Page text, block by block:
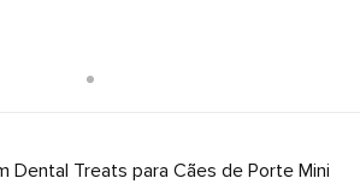
Dental Treats para Cães de Porte Mini